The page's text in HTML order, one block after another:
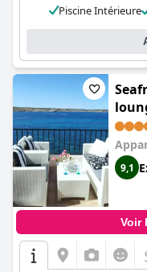
Piscine Intérieure
views)
9,1
Voir